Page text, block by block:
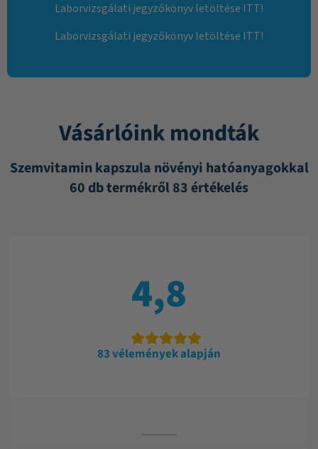
Laborvizsgálati jegyzőkönyv letöltése ITT!
Laborvizsgálati jegyzőkönyv letöltése ITT!
Vásárlóink mondták
Szemvitamin kapszula növényi hatóanyagokkal
60 db termékről 83 értékelés
4,8
83 vélemények alapján